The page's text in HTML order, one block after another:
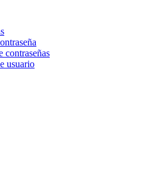
contraseñas
usuario